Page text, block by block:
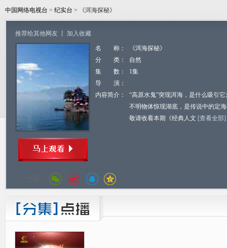
中国网络电视台 > 纪实台 > 《洱海探秘》
推荐给其他网友 加入收藏
名 称：
《洱海探秘》
分 类：
自然
集 数：
1集
导 演：
内容简介：
“高原水鬼”突现洱海，是什么吸引
不明物体惊现湖底，是传说中的定
敬请收看本期《经典人文 [查看全部]
分享：